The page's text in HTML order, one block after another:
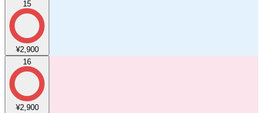
15
¥2,900
16
¥2,900